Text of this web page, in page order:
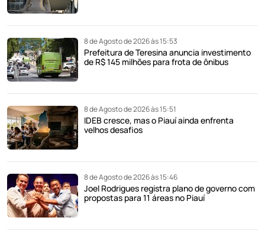
8 de Agosto de 2026 às 15:53
Prefeitura de Teresina anuncia investimento
de R$ 145 milhões para frota de ônibus
8 de Agosto de 2026 às 15:51
IDEB cresce, mas o Piauí ainda enfrenta
velhos desafios
8 de Agosto de 2026 às 15:46
Joel Rodrigues registra plano de governo com
propostas para 11 áreas no Piauí